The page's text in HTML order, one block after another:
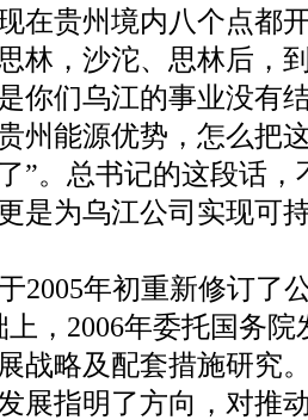
在贵州境内八个点都
林，沙沱、思林后，
你们乌江的事业没有
州能源优势，怎么把
”。总书记的这段话
是为乌江公司实现可
2005年初重新修订了
上，2006年委托国务
战略及配套措施研究
展指明了方向，对推